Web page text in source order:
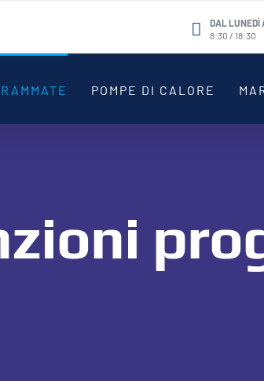
DAL LUNEDÌ
8:30 / 18:30
POMPE DI CALORE